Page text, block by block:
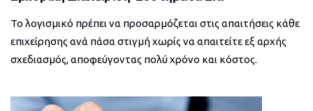
Το λογισμικό πρέπει να προσαρμόζεται στις απαιτήσεις κάθε
επιχείρησης ανά πάσα στιγμή χωρίς να απαιτείτε εξ αρχής
σχεδιασμός, αποφεύγοντας πολύ χρόνο και κόστος.